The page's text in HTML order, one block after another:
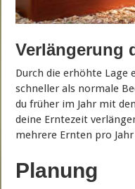
Verlängerung
Durch die erhöhte Lage
schneller als normale
du früher im Jahr mit
deine Erntezeit
mehrere Ernten pro
Planung